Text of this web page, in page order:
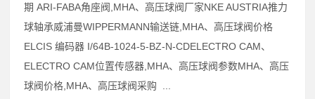
期 ARI-FABA角座阀,MHA、高压球阀厂家NKE AUSTRIA推力
球轴承威浦曼WIPPERMANN输送链,MHA、高压球阀价格
ELCIS 编码器 I/64B-1024-5-BZ-N-CDELECTRO CAM、
ELECTRO CAM位置传感器,MHA、高压球阀参数MHA、高压
球阀价格,MHA、高压球阀采购 ...